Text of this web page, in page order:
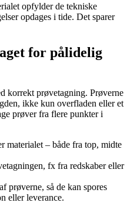
opfylder de tekniske
opdages i tide. Det sparer
for pålidelig
korrekt prøvetagning. Prøverne
ikke kun overfladen eller et
prøver fra flere punkter i
materialet – både fra top, midte
fx fra redskaber eller
af prøverne, så de kan spores
eller leverance.